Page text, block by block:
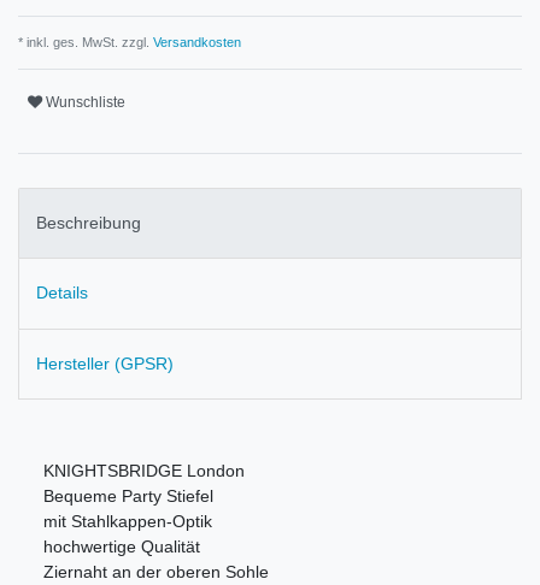
* inkl. ges. MwSt. zzgl. Versandkosten
Wunschliste
Beschreibung
Details
Hersteller (GPSR)
KNIGHTSBRIDGE London
Bequeme Party Stiefel
mit Stahlkappen-Optik
hochwertige Qualität
Ziernaht an der oberen Sohle